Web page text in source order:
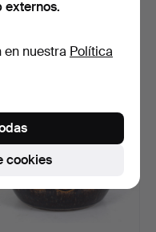
externos.
nuestra Política
cookies